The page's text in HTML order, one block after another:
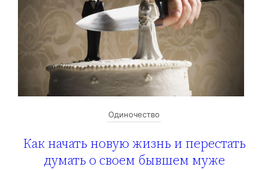
Одиночество
Как начать новую жизнь и перестать
думать о своем бывшем муже